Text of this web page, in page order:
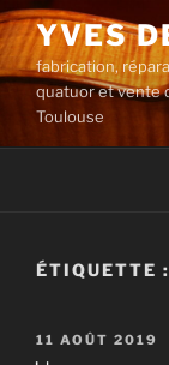
Aller
au
contenu
principal
YVES
fabrication,
quatuor et vente
Toulouse
ÉTIQUETTE :
PUBLIÉ
LE
11 AOÛT 2019